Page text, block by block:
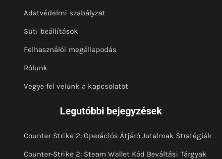
Adatvédelmi szabályzat
Süti beállítások
Felhasználói megállapodás
Rólunk
Vegye fel velünk a kapcsolatot
Legutóbbi bejegyzések
Counter-Strike 2: Operációs Átjáró Jutalmak Stratégiák
Counter-Strike 2: Steam Wallet Kód Beváltási Tárgyak